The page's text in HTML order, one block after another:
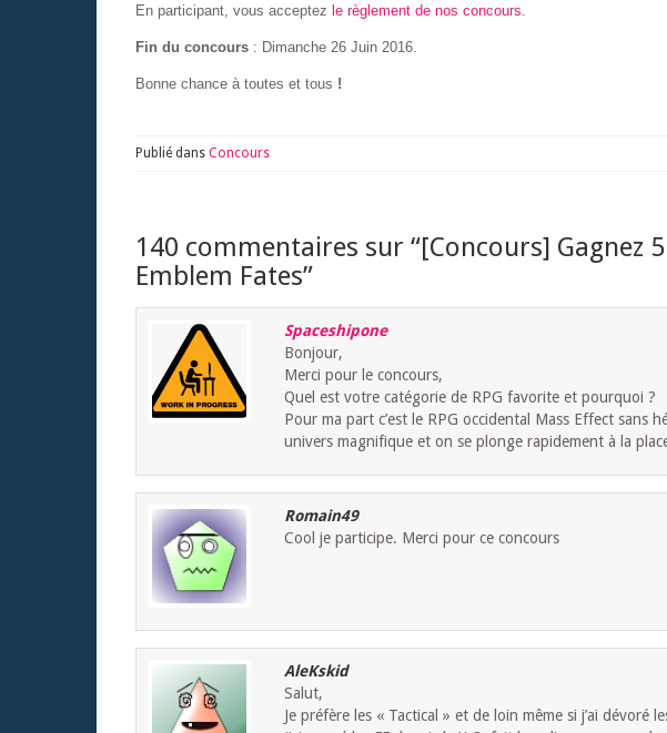
En participant, vous acceptez le règlement de nos concours
Fin du concours : Dimanche 26 Juin 2016.
Bonne chance à toutes et tous !
Publié dans Concours
140 commentaires sur “[Concours] Gagnez
Emblem Fates”
Spaceshipone
Bonjour,
Merci pour le concours,
Quel est votre catégorie de RPG favorite et pourquoi ?
Pour ma part c’est le RPG occidental Mass Effect sans
univers magnifique et on se plonge rapidement à la
Romain49
Cool je participe. Merci pour ce concours
AleKskid
Salut,
Je préfère les « Tactical » et de loin même si j’ai dévoré